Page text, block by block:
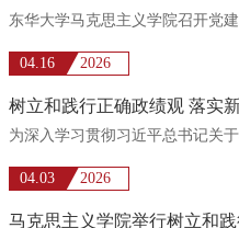
04.16 2026
04.03 2026